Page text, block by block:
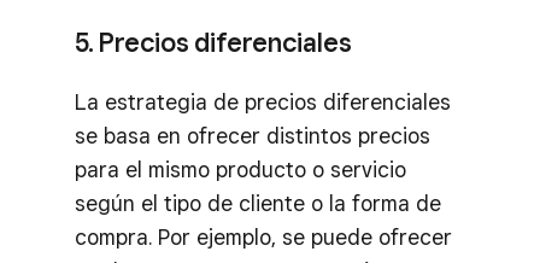
5. Precios diferenciales
La estrategia de precios diferenciales
se basa en ofrecer distintos precios
para el mismo producto o servicio
según el tipo de cliente o la forma de
compra. Por ejemplo, se puede ofrecer